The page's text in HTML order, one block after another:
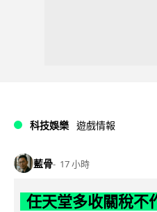
科技娛樂 遊戲情報
藍骨 17 小時
任天堂多收關稅